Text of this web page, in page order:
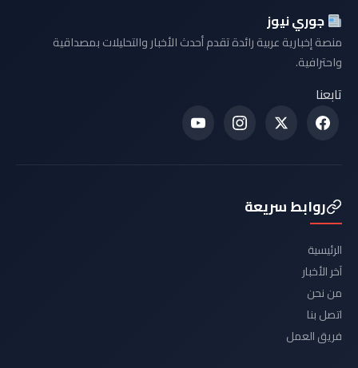
جوري نيوز
منصة إخبارية عربية رائدة تقدم أحدث الأخبار والتحليلات بمصداقية
واحترافية.
تابعنا
روابط سريعة
الرئيسية
آخر الأخبار
من نحن
اتصل بنا
فريق العمل